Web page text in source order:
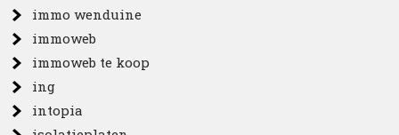
immo wenduine
immoweb
immoweb te koop
ing
intopia